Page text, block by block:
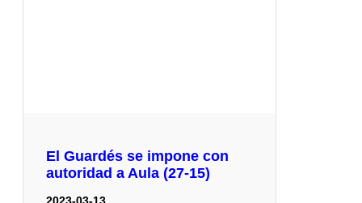
El Guardés se impone con
autoridad a Aula (27-15)